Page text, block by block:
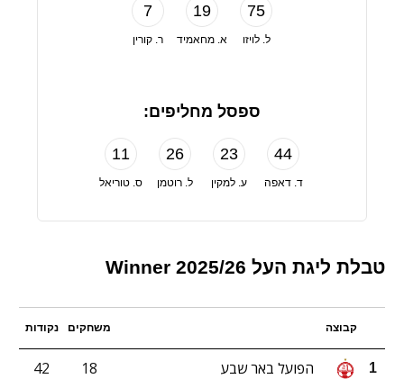
7
ר. קורין
19
א. מחאמיד
75
ל. לויזו
ספסל מחליפים:
11
ס. טוריאל
26
ל. רוטמן
23
ע. למקין
44
ד. דאפה
טבלת ליגת העל 2025/26 Winner
קבוצה משחקים נקודות
1 הפועל באר שבע 18
42